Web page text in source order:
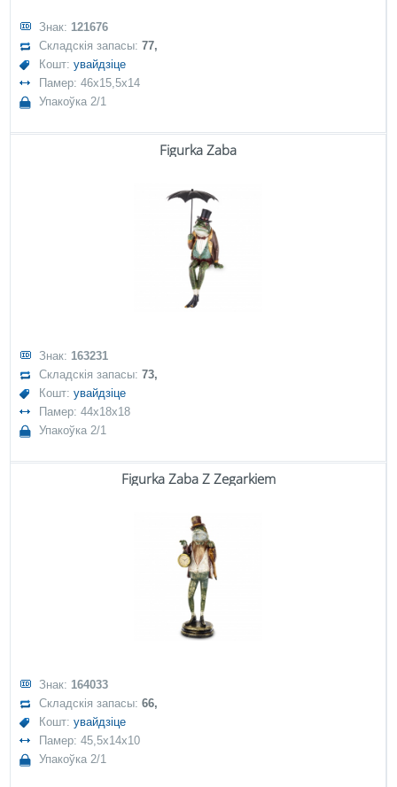
Знак: 121676
Складскія запасы:77,
Кошт:увайдзіце
Памер: 46x15,5x14
Упакоўка 2/1
Figurka Żaba
Знак: 163231
Складскія запасы:73,
Кошт:увайдзіце
Памер: 44x18x18
Упакоўка 2/1
Figurka Żaba Z Zegarkiem
Знак: 164033
Складскія запасы:66,
Кошт:увайдзіце
Памер: 45,5x14x10
Упакоўка 2/1